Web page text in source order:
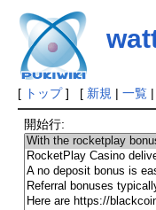
[ トップ] [ 新規 | 一覧|
開始行: